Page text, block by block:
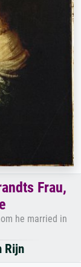
Frau,
he married in
Rijn